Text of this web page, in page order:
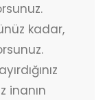
kadar,
inanın